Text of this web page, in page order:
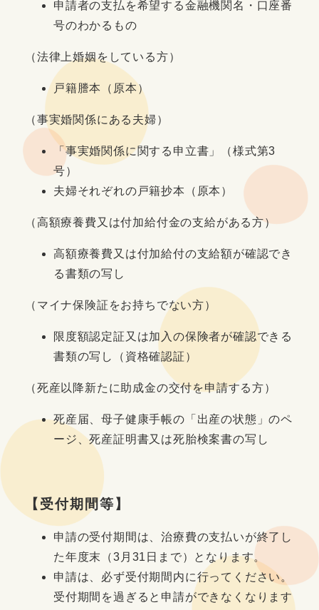
申請者の支払を希望する金融機関名・口座番
号のわかるもの
（法律上婚姻をしている方）
戸籍謄本（原本）
（事実婚関係にある夫婦）
「事実婚関係に関する申立書」（様式第3
号）
夫婦それぞれの戸籍抄本（原本）
（高額療養費又は付加給付金の支給がある方）
高額療養費又は付加給付の支給額が確認でき
る書類の写し
（マイナ保険証をお持ちでない方）
限度額認定証又は加入の保険者が確認できる
書類の写し（資格確認証）
（死産以降新たに助成金の交付を申請する方）
死産届、母子健康手帳の「出産の状態」のペ
ージ、死産証明書又は死胎検案書の写し
【受付期間等】
申請の受付期間は、治療費の支払いが終了し
た年度末（3月31日まで）となります。
申請は、必ず受付期間内に行ってください。
受付期間を過ぎると申請ができなくなります